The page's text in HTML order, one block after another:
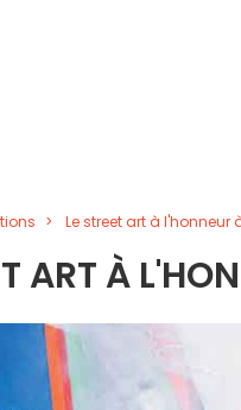
Le street art à l'honneur
ART À